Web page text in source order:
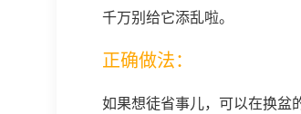
千万别给它添乱啦。
正确做法：
如果想徒省事儿，可以在换盆